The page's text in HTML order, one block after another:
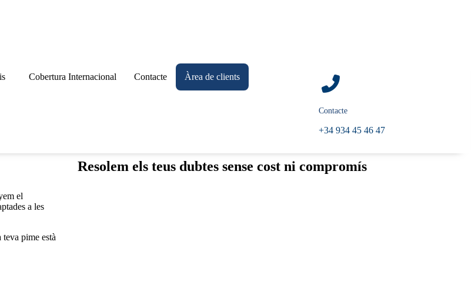
Cobertura Internacional Contacte Àrea de clients
Contacte
+34 934 45 46 47
el
a les
teva pime està
Resolem els teus dubtes sense cost ni compromís